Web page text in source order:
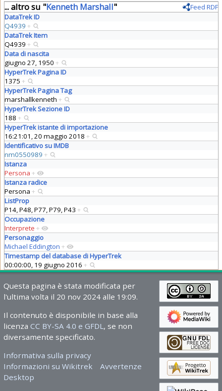
... altro su "Kenneth Marshall"
Feed RDF
DataTrek ID
Q4939 +
DataTrek Item
Q4939 +
Data di nascita
giugno 27, 1950 +
HyperTrek Pagina ID
1375 +
HyperTrek Pagina Tag
marshallkenneth +
HyperTrek Sezione ID
188 +
HyperTrek istante di importazione
16:21:01, 20 maggio 2018 +
Identificativo su IMDB
nm0550989 +
Istanza
Persona +
Istanza radice
Persona +
ListProp
P14, P48, P77, P79, P43 +
Occupazione
Interprete +
Personaggio
Michael Eddington +
Timestamp del database di HyperTrek
00:00:00, 19 giugno 2016 +
Questa pagina è stata modificata per
l'ultima volta il 20 nov 2024 alle 19:09.
Il contenuto è disponibile in base alla
licenza CC BY-SA 4.0 e GFDL, se non
diversamente specificato.
Informativa sulla privacy
Informazioni su Wikitrek
Avvertenze
Desktop